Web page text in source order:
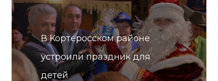
В Кортеросском районе
устроили праздник для
детей